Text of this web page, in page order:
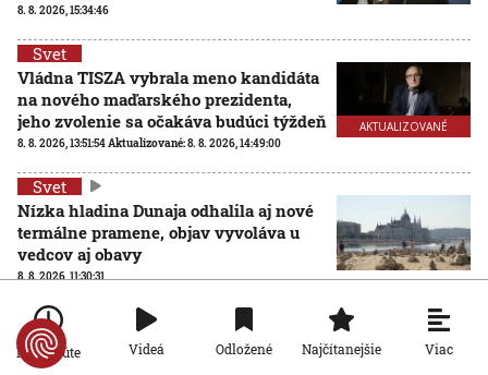
8. 8. 2026, 15:34:46
AKTUALIZOVANÉ
Svet
Vládna TISZA vybrala meno kandidáta
na nového maďarského prezidenta,
jeho zvolenie sa očakáva budúci týždeň
8. 8. 2026, 13:51:54Aktualizované:8. 8. 2026, 14:49:00
Svet
Nízka hladina Dunaja odhalila aj nové
termálne pramene, objav vyvoláva u
vedcov aj obavy
8. 8. 2026, 11:30:31
Po minúte Videá Odložené Najčítanejšie Viac